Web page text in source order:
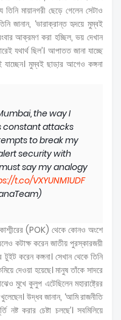
মায়ানগরী ছেড়ে গেলেন সেটাও
জানান, ‘ভারাক্রান্ত হৃদয়ে মুম্বই
আক্রমণ করা হচ্ছিল, ভয় দেখান
যথার্থ ছিল’। আপাতত জানা যাচ্ছে
যাচ্ছেন। মুম্বই ছাডা়র আগেও কঙ্গনা
the way I
constant attacks
to break my
security with
say my analogy
t.co/VXYUNM1UDF
(POK) থেকে কোনও অংশে
কটাক্ষ করেন জাতীয় পুরস্কারজয়ী
টুইট করেন কঙ্গনা। সেখান থেকে তিনি
দেওয়া হয়েছে। মানুষ তাঁকে সাদরে
মুখে কুলুপ এটেছিলেন মহারাষ্ট্রের
উদ্ধব জানান, ‘আমি রাজনীতি
নষ্ট করার চেষ্টা চলছে’। সবমিলিয়ে